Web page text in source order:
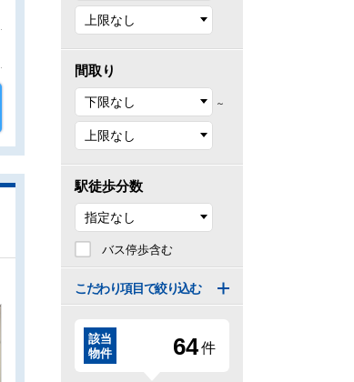
間取り
～
駅徒歩分数
バス停歩含む
こだわり項目で絞り込む
該当
物件
64件